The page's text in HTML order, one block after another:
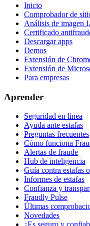
Inicio
Comprobador de
Análisis de imagen
Certificado
Descargar apps
Demos
Extensión de
Extensión de
Para empresas
Aprender
Seguridad en línea
Ayuda ante estafas
Preguntas frecuentes
Cómo funciona
Alertas de fraude
Hub de inteligencia
Guía contra estafas
Informes de estafas
Confianza y
Fraudly Pulse
Últimas
Novedades